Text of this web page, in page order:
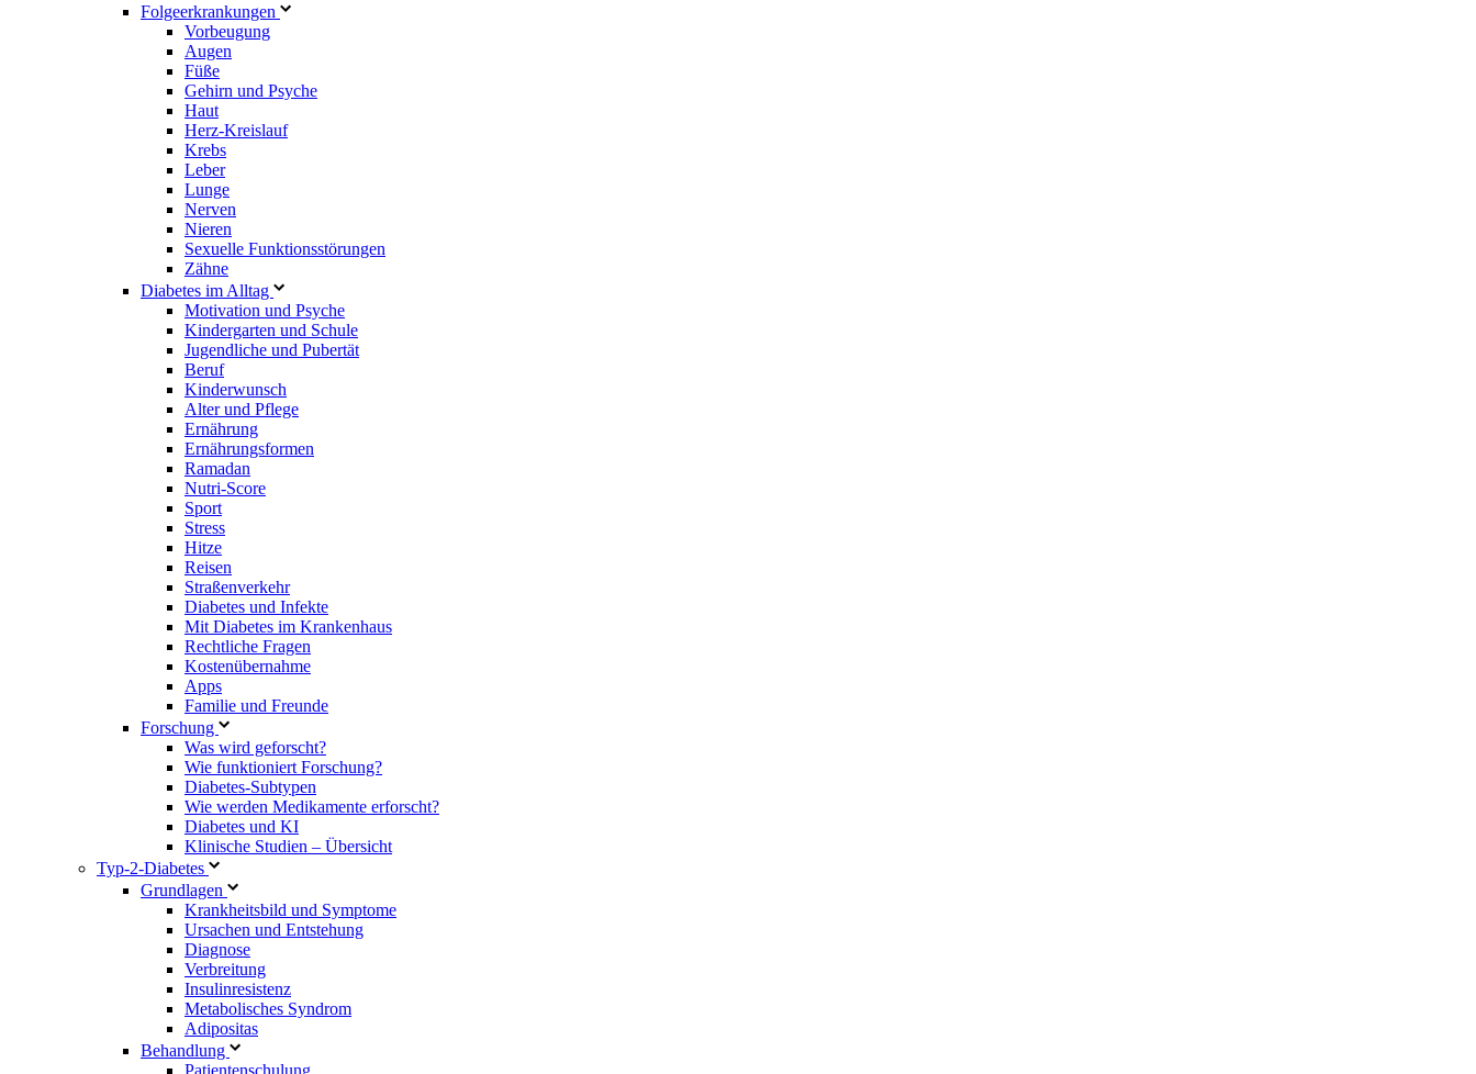
Folgeerkrankungen
Vorbeugung
Augen
Füße
Gehirn und Psyche
Haut
Herz-Kreislauf
Krebs
Leber
Lunge
Nerven
Nieren
Sexuelle Funktionsstörungen
Zähne
Diabetes im Alltag
Motivation und Psyche
Kindergarten und Schule
Jugendliche und Pubertät
Beruf
Kinderwunsch
Alter und Pflege
Ernährung
Ernährungsformen
Ramadan
Nutri-Score
Sport
Stress
Hitze
Reisen
Straßenverkehr
Diabetes und Infekte
Mit Diabetes im Krankenhaus
Rechtliche Fragen
Kostenübernahme
Apps
Familie und Freunde
Forschung
Was wird geforscht?
Wie funktioniert Forschung?
Diabetes-Subtypen
Wie werden Medikamente erforscht?
Diabetes und KI
Klinische Studien – Übersicht
Typ-2-Diabetes
Grundlagen
Krankheitsbild und Symptome
Ursachen und Entstehung
Diagnose
Verbreitung
Insulinresistenz
Metabolisches Syndrom
Adipositas
Behandlung
Patientenschulung